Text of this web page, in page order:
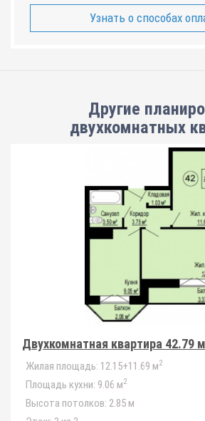
Узнать о способах
Другие
двухкомнатных
Двухкомнатная квартира 42.79
Жилая площадь: 12.15+11.69 м2
Площадь кухни: 9.06 м2
Высота потолков: 2.85 м